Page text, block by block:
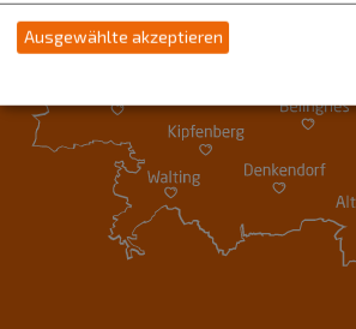
Ausgewählte akzeptieren